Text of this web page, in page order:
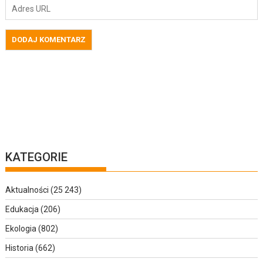
KATEGORIE
Aktualności (25 243)
Edukacja(206)
Ekologia(802)
Historia(662)